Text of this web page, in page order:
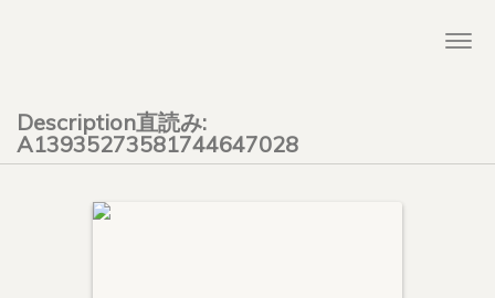
Description直読み:
A13935273581744647028